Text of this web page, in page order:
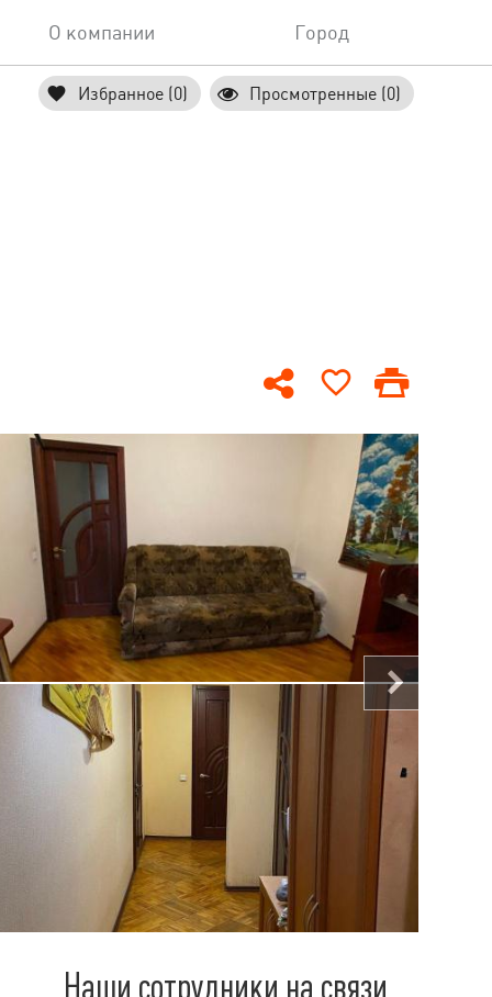
О компании Город
Избранное (0) Просмотренные (0)
Наши сотрудники на связи